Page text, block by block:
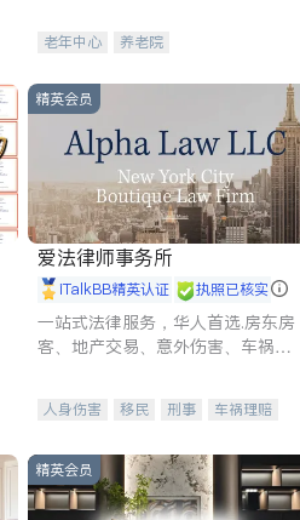
老年中心 养老院
精英会员
爱法律师事务所
iTalkBB精英认证 执照已核实
一站式法律服务，华人首选.房东房
客、地产交易、意外伤害、车祸重
人身伤害 移民 刑事
车祸理赔
商标注册
索赔 律师-其它 保释
精英会员